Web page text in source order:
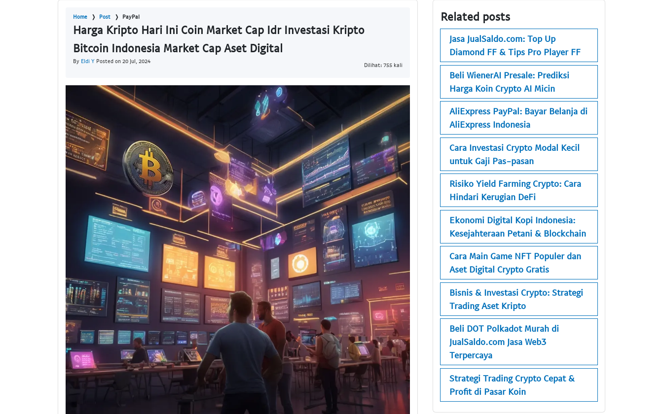
Home Post PayPal
Harga Kripto Hari Ini Coin Market Cap Idr Investasi Kripto
Bitcoin Indonesia Market Cap Aset Digital
By Eldi Y Posted on 20 Jul, 2024
Dilihat: 755 kali
Related posts
Jasa JualSaldo.com: Top Up
Diamond FF & Tips Pro Player FF
Beli WienerAI Presale: Prediksi
Harga Koin Crypto AI Micin
AliExpress PayPal: Bayar Belanja di
AliExpress Indonesia
Cara Investasi Crypto Modal Kecil
untuk Gaji Pas-pasan
Risiko Yield Farming Crypto: Cara
Hindari Kerugian DeFi
Ekonomi Digital Kopi Indonesia:
Kesejahteraan Petani & Blockchain
Cara Main Game NFT Populer dan
Aset Digital Crypto Gratis
Bisnis & Investasi Crypto: Strategi
Trading Aset Kripto
Beli DOT Polkadot Murah di
JualSaldo.com Jasa Web3
Terpercaya
Strategi Trading Crypto Cepat &
Profit di Pasar Koin